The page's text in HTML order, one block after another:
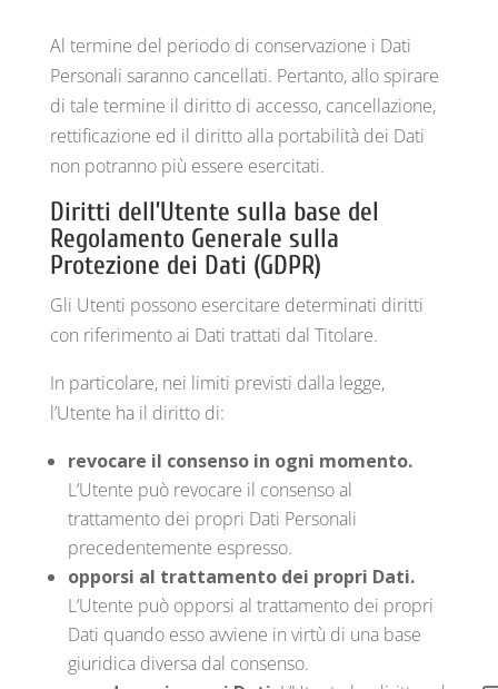
Al termine del periodo di conservazione i Dati
Personali saranno cancellati. Pertanto, allo spirare
di tale termine il diritto di accesso, cancellazione,
rettificazione ed il diritto alla portabilità dei Dati
non potranno più essere esercitati.
Diritti dell’Utente sulla base del
Regolamento Generale sulla
Protezione dei Dati (GDPR)
Gli Utenti possono esercitare determinati diritti
con riferimento ai Dati trattati dal Titolare.
In particolare, nei limiti previsti dalla legge,
l’Utente ha il diritto di:
revocare il consenso in ogni momento.
L’Utente può revocare il consenso al
trattamento dei propri Dati Personali
precedentemente espresso.
opporsi al trattamento dei propri Dati.
L’Utente può opporsi al trattamento dei propri
Dati quando esso avviene in virtù di una base
giuridica diversa dal consenso.